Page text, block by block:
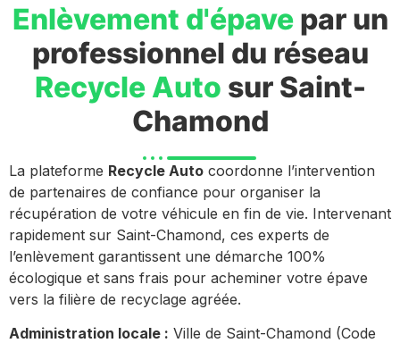
Enlèvement d'épavepar un
professionnel du réseau
Recycle Auto sur Saint-
Chamond
La plateforme Recycle Auto coordonne l’intervention
de partenaires de confiance pour organiser la
récupération de votre véhicule en fin de vie. Intervenant
rapidement sur Saint-Chamond, ces experts de
l’enlèvement garantissent une démarche 100%
écologique et sans frais pour acheminer votre épave
vers la filière de recyclage agréée.
Administration locale : Ville de Saint-Chamond (Code